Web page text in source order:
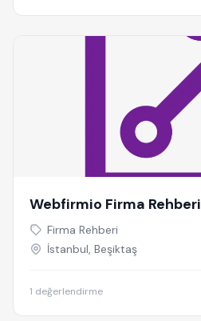
Webfirmio Firma Rehberi
Firma Rehberi
İstanbul, Beşiktaş
1 değerlendirme